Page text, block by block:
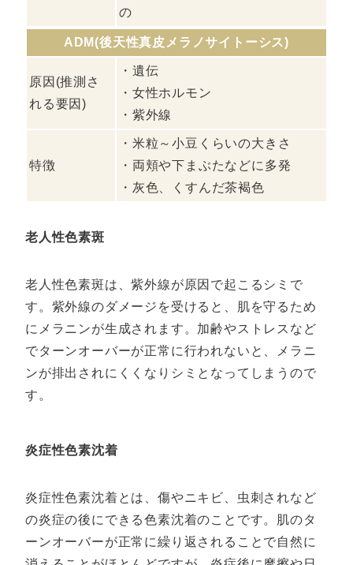
の
ADM(後天性真皮メラノサイトーシス)
原因(推測さ
れる要因)
・遺伝
・女性ホルモン
・紫外線
特徴
・米粒～小豆くらいの大きさ
・両頬や下まぶたなどに多発
・灰色、くすんだ茶褐色
老人性色素斑
老人性色素斑は、紫外線が原因で起こるシミで
す。紫外線のダメージを受けると、肌を守るため
にメラニンが生成されます。加齢やストレスなど
でターンオーバーが正常に行われないと、メラニ
ンが排出されにくくなりシミとなってしまうので
す。
炎症性色素沈着
炎症性色素沈着とは、傷やニキビ、虫刺されなど
の炎症の後にできる色素沈着のことです。肌のタ
ーンオーバーが正常に繰り返されることで自然に